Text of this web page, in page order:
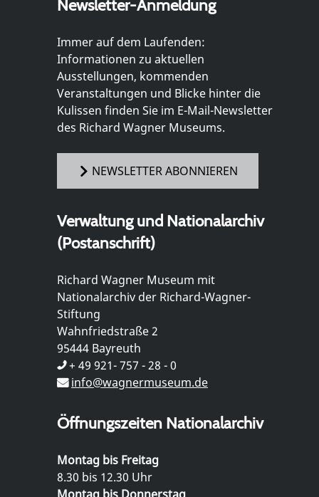
Newsletter-Anmeldung
Immer auf dem Laufenden:
Informationen zu aktuellen
Ausstellungen, kommenden
Veranstaltungen und Blicke hinter die
Kulissen finden Sie im E-Mail-Newsletter
des Richard Wagner Museums.
NEWSLETTER ABONNIEREN
Verwaltung und Nationalarchiv
(Postanschrift)
Richard Wagner Museum mit
Nationalarchiv der Richard-Wagner-
Stiftung
Wahnfriedstraße 2
95444 Bayreuth
+ 49 921- 757 - 28 - 0
info@wagnermuseum.de
Öffnungszeiten Nationalarchiv
Montag bis Freitag
8.30 bis 12.30 Uhr
Montag bis Donnerstag